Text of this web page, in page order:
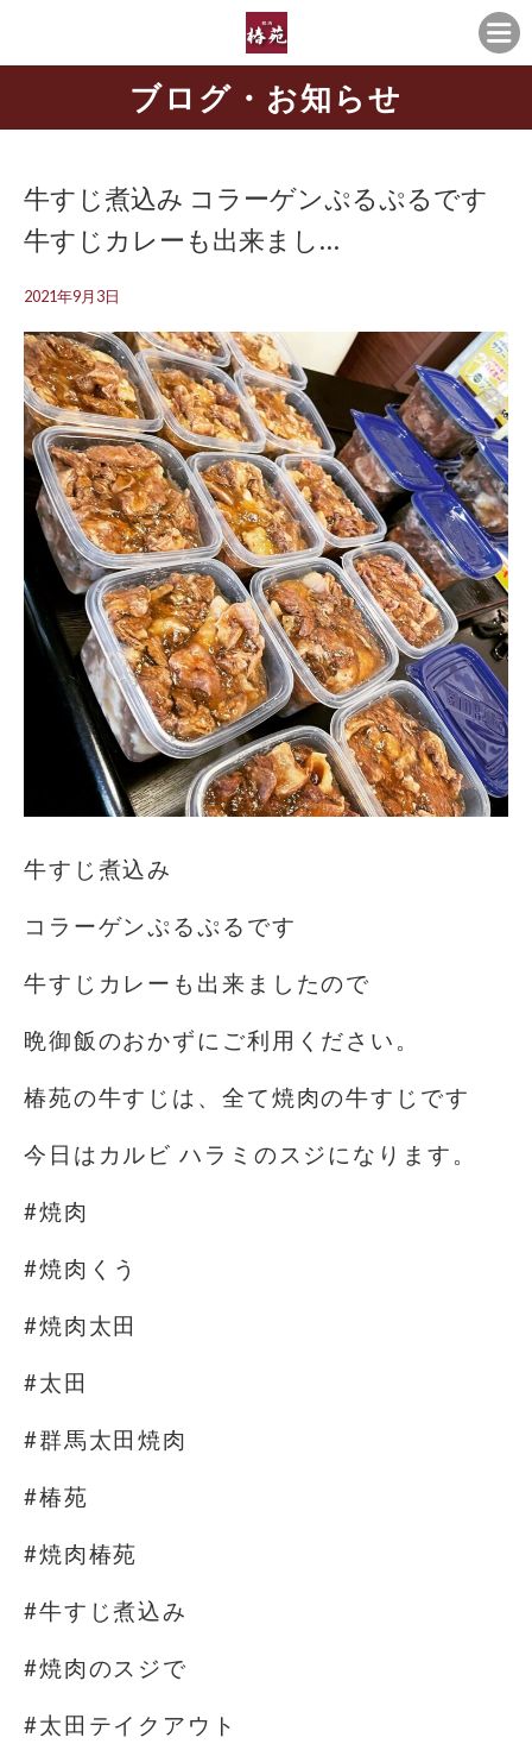
ブログ・お知らせ
牛すじ煮込み コラーゲンぷるぷるです
牛すじカレーも出来まし…
2021年9月3日
牛すじ煮込み
コラーゲンぷるぷるです
牛すじカレーも出来ましたので
晩御飯のおかずにご利用ください。
椿苑の牛すじは、全て焼肉の牛すじです
今日はカルビ ハラミのスジになります。
#焼肉
#焼肉くう
#焼肉太田
#太田
#群馬太田焼肉
#椿苑
#焼肉椿苑
#牛すじ煮込み
#焼肉のスジで
#太田テイクアウト